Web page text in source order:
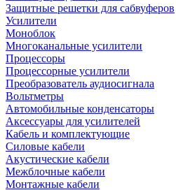
Защитные решетки для сабвуферов
Усилители
Моноблок
Многоканальные усилители
Процессоры
Процессорные усилители
Преобразователь аудиосигнала
Вольтметры
Автомобильные конденсаторы
Аксессуары для усилителей
Кабель и комплектующие
Силовые кабели
Акустические кабели
Межблочные кабели
Монтажные кабели